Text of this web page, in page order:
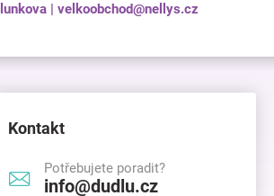
| velkoobchod@nellys.cz
Kontakt
Potřebujete poradit?
info@dudlu.cz